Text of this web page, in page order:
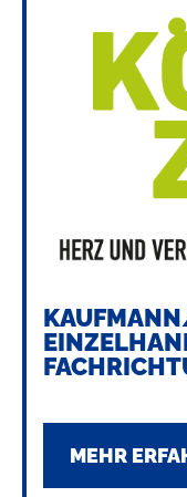
MEHR